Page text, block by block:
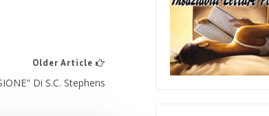
Older Article
Di S.C. Stephens